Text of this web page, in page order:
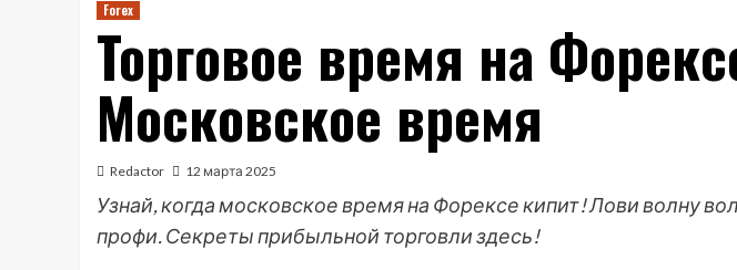
Forex
Торговое время на
Московское время
Redactor 12 марта 2025
Узнай, когда московское время на Форексе кипит! Лови волну
профи. Секреты прибыльной торговли здесь!